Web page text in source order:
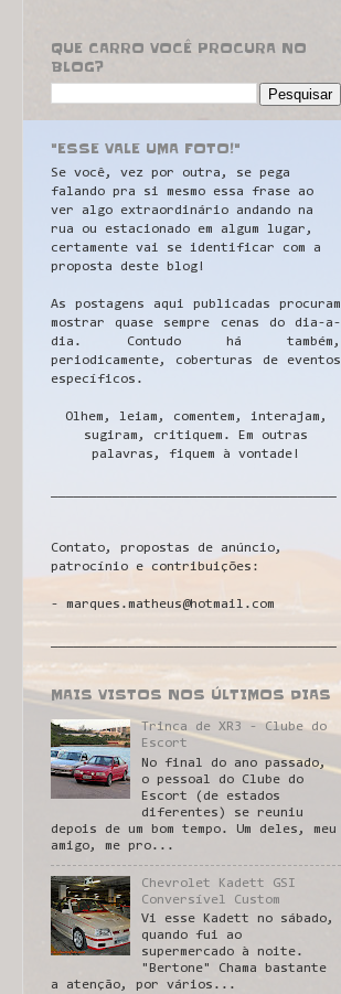
QUE CARRO VOCÊ PROCURA NO
BLOG?
"ESSE VALE UMA FOTO!"
Se você, vez por outra, se pega
falando pra si mesmo essa frase ao
ver algo extraordinário andando na
rua ou estacionado em algum lugar,
certamente vai se identificar com a
proposta deste blog!
As postagens aqui publicadas procuram
mostrar quase sempre cenas do dia-a-
dia. Contudo há também,
periodicamente, coberturas de eventos
específicos.
Olhem, leiam, comentem, interajam,
sugiram, critiquem. Em outras
palavras, fiquem à vontade!
Contato, propostas de anúncio,
patrocínio e contribuições:
- marques.matheus@hotmail.com
MAIS VISTOS NOS ÚLTIMOS DIAS
Trinca de XR3 - Clube do
Escort
No final do ano passado,
o pessoal do Clube do
Escort (de estados
diferentes) se reuniu
depois de um bom tempo. Um deles, meu
amigo, me pro...
Chevrolet Kadett GSI
Conversível Custom
Vi esse Kadett no sábado,
quando fui ao
supermercado à noite.
"Bertone" Chama bastante
a atenção, por vários...